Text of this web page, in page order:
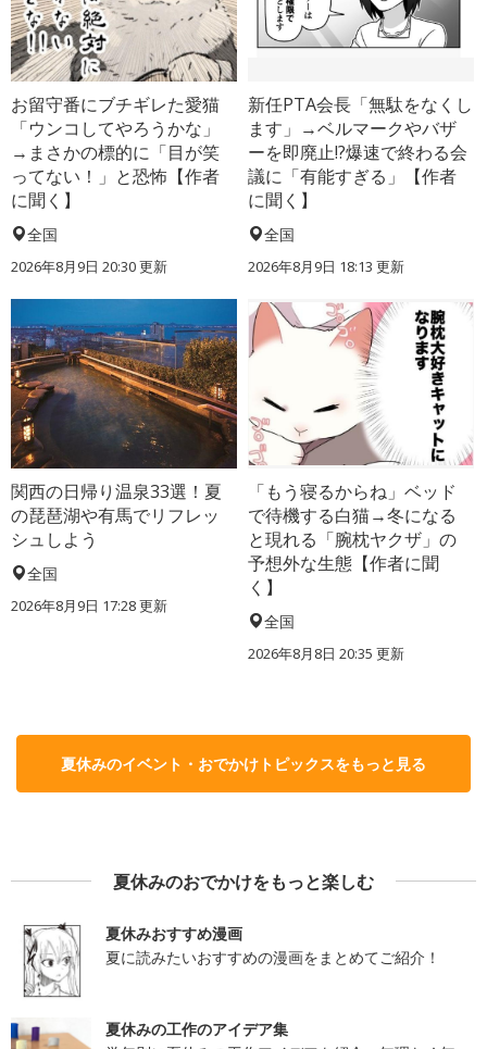
お留守番にブチギレた愛猫
「ウンコしてやろうかな」
→まさかの標的に「目が笑
ってない！」と恐怖【作者
に聞く】
全国
2026年8月9日 20:30更新
新任PTA会長「無駄をなくし
ます」→ベルマークやバザ
ーを即廃止!?爆速で終わる会
議に「有能すぎる」【作者
に聞く】
全国
2026年8月9日 18:13 更新
関西の日帰り温泉33選！夏
の琵琶湖や有馬でリフレッ
シュしよう
全国
2026年8月9日 17:28更新
「もう寝るからね」ベッド
で待機する白猫→冬になる
と現れる「腕枕ヤクザ」の
予想外な生態【作者に聞
く】
全国
2026年8月8日 20:35 更新
夏休みのイベント・おでかけトピックスをもっと見る
夏休みのおでかけをもっと楽しむ
夏休みおすすめ漫画
夏に読みたいおすすめの漫画をまとめてご紹介！
夏休みの工作のアイデア集